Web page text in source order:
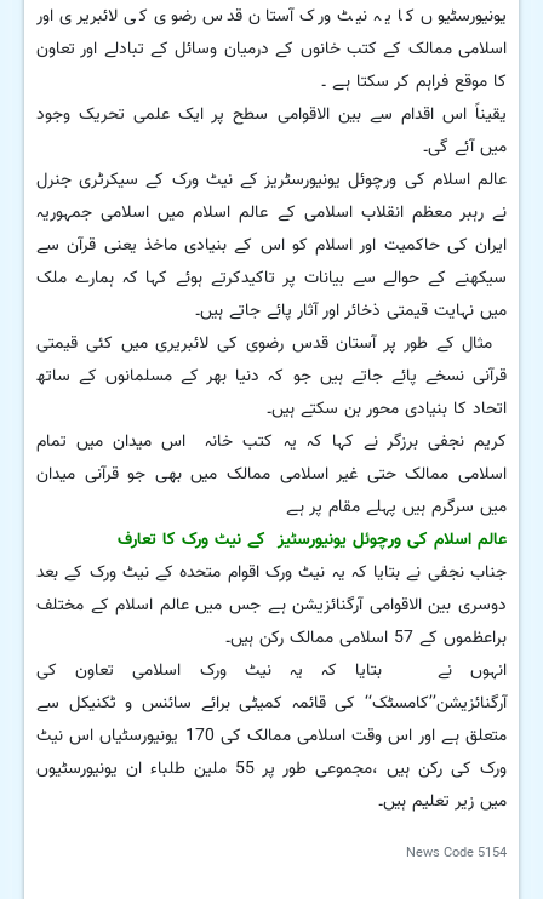
یونیورسٹیوں کا یہ نیٹ ورک آستان قدس رضوی کی لائبریری اور
اسلامی ممالک کے کتب خانوں کے درمیان وسائل کے تبادلے اور تعاون
کا موقع فراہم کر سکتا ہے ۔
یقیناً اس اقدام سے بین الاقوامی سطح پر ایک علمی تحریک وجود
میں آئے گی۔
عالم اسلام کی ورچوئل یونیورسٹریز کے نیٹ ورک کے سیکرٹری جنرل
نے رہبر معظم انقلاب اسلامی کے عالم اسلام میں اسلامی جمہوریہ
ایران کی حاکمیت اور اسلام کو اس کے بنیادی ماخذ یعنی قرآن سے
سیکھنے کے حوالے سے بیانات پر تاکیدکرتے ہوئے کہا کہ ہمارے ملک
میں نہایت قیمتی ذخائر اور آثار پائے جاتے ہیں۔
مثال کے طور پر آستان قدس رضوی کی لائبریری میں کئی قیمتی
قرآنی نسخے پائے جاتے ہیں جو کہ دنیا بھر کے مسلمانوں کے ساتھ
اتحاد کا بنیادی محور بن سکتے ہیں۔
کریم نجفی برزگر نے کہا کہ یہ کتب خانہ اس میدان میں تمام
اسلامی ممالک حتی غیر اسلامی ممالک میں بھی جو قرآنی میدان
میں سرگرم ہیں پہلے مقام پر ہے
عالم اسلام کی ورچوئل یونیورسٹیز کے نیٹ ورک کا تعارف
جناب نجفی نے بتایا کہ یہ نیٹ ورک اقوام متحدہ کے نیٹ ورک کے بعد
دوسری بین الاقوامی آرگنائزیشن ہے جس میں عالم اسلام کے مختلف
براعظموں کے 57 اسلامی ممالک رکن ہیں۔
انہوں نے بتایا کہ یہ نیٹ ورک اسلامی تعاون کی
آرگنائزیشن’’کامسٹک‘‘ کی قائمہ کمیٹی برائے سائنس و ٹکنیکل سے
متعلق ہے اور اس وقت اسلامی ممالک کی 170 یونیورسٹیاں اس نیٹ
ورک کی رکن ہیں ،مجموعی طور پر 55 ملین طلباء ان یونیورسٹیوں
میں زیر تعلیم ہیں۔
News Code 5154